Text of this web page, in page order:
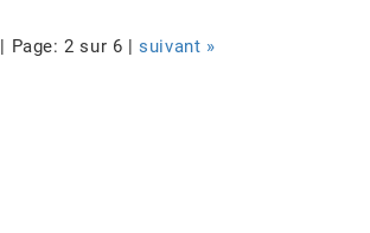
| Page: 2 sur 6 |suivant »